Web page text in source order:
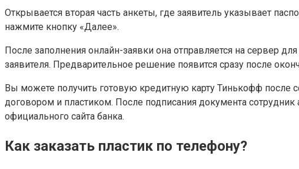
Открывается вторая часть анкеты, где заявитель указывает
нажмите кнопку «Далее».
После заполнения онлайн-заявки она отправляется на сервер
заявителя. Предварительное решение появится сразу после
Вы можете получить готовую кредитную карту Тинькофф после
договором и пластиком. После подписания документа сотрудник
официального сайта банка.
Как заказать пластик по телефону?